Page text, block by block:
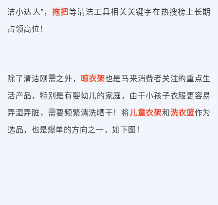
洁小达人”，拖把等清洁工具相关关键字在热搜榜上长期
占领高位！
除了清洁刚需之外， 晾衣架也是马来消费者关注的重点生
活产品，特别是有婴幼儿的家庭，由于小孩子衣服更容易
弄湿弄脏，需要频繁清洗晒干！将儿童衣架和洗衣篮作为
选品，也是爆单的方向之一，如下图！